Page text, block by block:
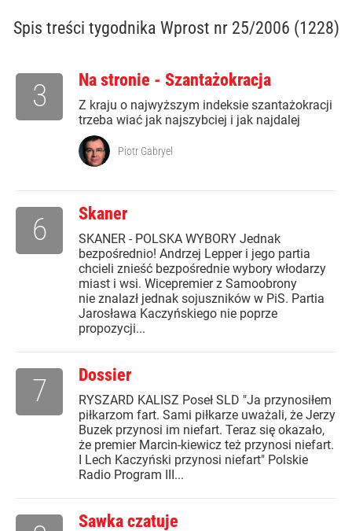
Spis treści tygodnika Wprost nr 25/2006 (1228)
Na stronie - Szantażokracja
Z kraju o najwyższym indeksie szantażokracji
trzeba wiać jak najszybciej i jak najdalej
3
Piotr Gabryel
Skaner
SKANER - POLSKA WYBORY Jednak
bezpośrednio! Andrzej Lepper i jego partia
chcieli znieść bezpośrednie wybory włodarzy
miast i wsi. Wicepremier z Samoobrony
nie znalazł jednak sojuszników w PiS. Partia
Jarosława Kaczyńskiego nie poprze
propozycji...
6
Dossier
RYSZARD KALISZ Poseł SLD "Ja przynosiłem
piłkarzom fart. Sami piłkarze uważali, że Jerzy
Buzek przynosi im niefart. Teraz się okazało,
że premier Marcin-kiewicz też przynosi niefart.
I Lech Kaczyński przynosi niefart" Polskie
Radio Program III...
7
Sawka czatuje